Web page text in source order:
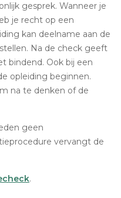
gesprek. Wanneer je
je recht op een
kan deelname aan de
Na de check geeft
bindend. Ook bij een
opleiding beginnen.
na te denken of de
geen
vervangt de
.